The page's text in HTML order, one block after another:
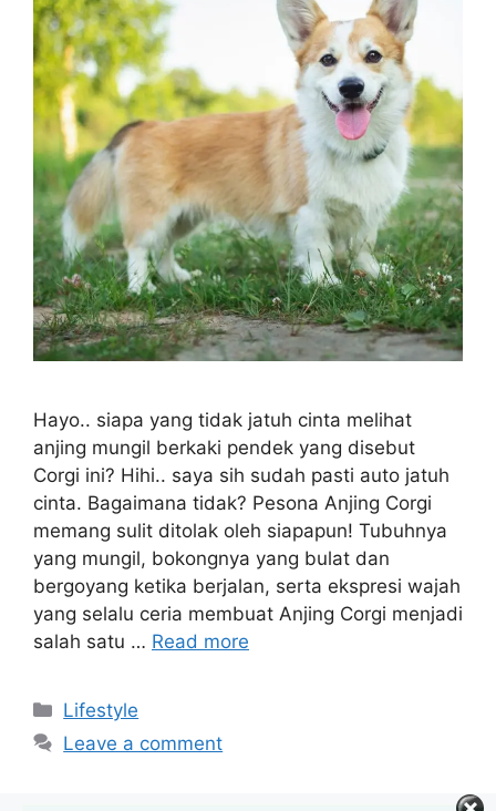
Hayo.. siapa yang tidak jatuh cinta melihat
anjing mungil berkaki pendek yang disebut
Corgi ini? Hihi.. saya sih sudah pasti auto jatuh
cinta. Bagaimana tidak? Pesona Anjing Corgi
memang sulit ditolak oleh siapapun! Tubuhnya
yang mungil, bokongnya yang bulat dan
bergoyang ketika berjalan, serta ekspresi wajah
yang selalu ceria membuat Anjing Corgi menjadi
salah satu … Read more
Categories
Lifestyle
Leave a comment